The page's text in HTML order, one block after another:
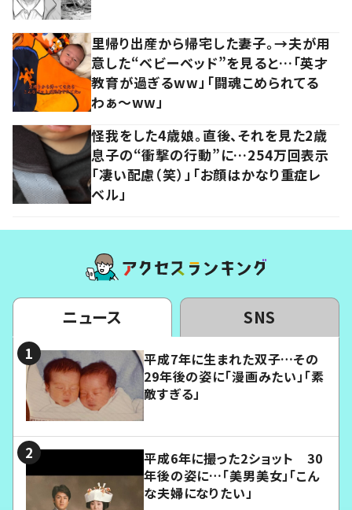
里帰り出産から帰宅した妻子。→夫が用
意した“ベビーベッド”を見ると…「英才
教育が過ぎるww」「闘魂こめられてる
わぁ～ww」
怪我をした4歳娘。直後、それを見た2歳
息子の“衝撃の行動”に…254万回表示
「凄い配慮（笑）」「お顔はかなり重症レ
ベル」
ニュース SNS
平成7年に生まれた双子…その
29年後の姿に「漫画みたい」「素
敵すぎる」
平成6年に撮った2ショット 30
年後の姿に…「美男美女」「こん
な夫婦になりたい」